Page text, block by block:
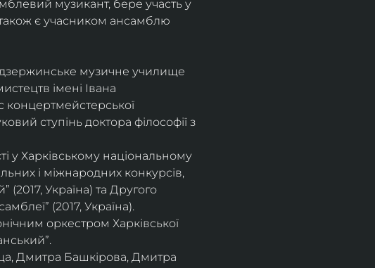
музикант, бере участь у
також є учасником ансамблю
музичне училище
імені Івана
концертмейстерської
ступінь доктора філософії з
у Харківському національному
і міжнародних конкурсів,
Україна) та Другого
(2017, Україна).
оркестром Харківської
Дмитра Башкірова, Дмитра